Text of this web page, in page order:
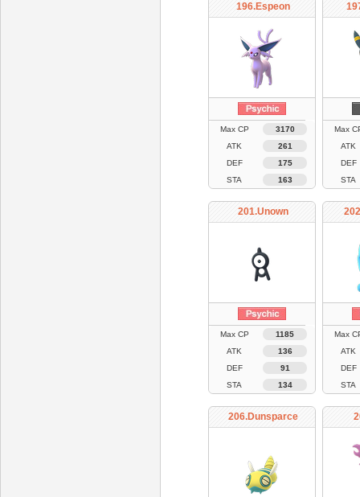
196.Espeon
Max CP
3170
ATK
261
DEF
175
STA
163
Max
ATK
DEF
STA
201.Unown
Max CP
1185
ATK
136
DEF
91
STA
134
Max
ATK
DEF
STA
206.Dunsparce